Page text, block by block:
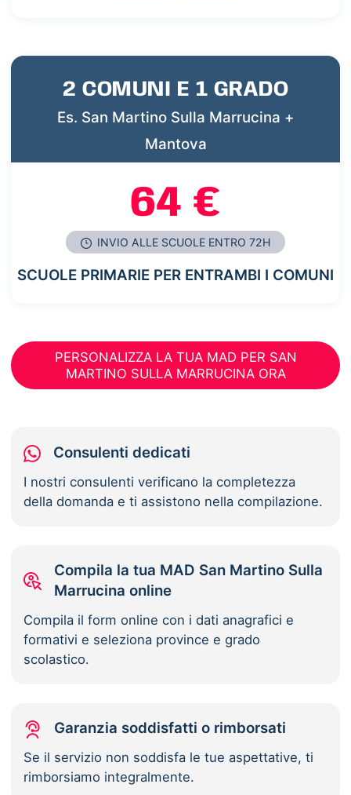
2 COMUNI E 1 GRADO
Es. San Martino Sulla Marrucina +
Mantova
64 €
INVIO ALLE SCUOLE ENTRO 72H
SCUOLE PRIMARIE PER ENTRAMBI I COMUNI
PERSONALIZZA LA TUA MAD PER SAN
MARTINO SULLA MARRUCINA ORA
Consulenti dedicati
I nostri consulenti verificano la completezza
della domanda e ti assistono nella compilazione.
Compila la tua MAD San Martino Sulla
Marrucina online
Compila il form online con i dati anagrafici e
formativi e seleziona province e grado
scolastico.
Garanzia soddisfatti o rimborsati
Se il servizio non soddisfa le tue aspettative, ti
rimborsiamo integralmente.